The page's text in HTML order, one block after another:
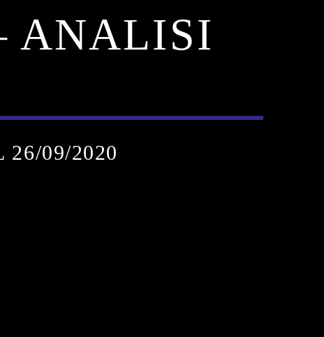
ANALISI
26/09/2020